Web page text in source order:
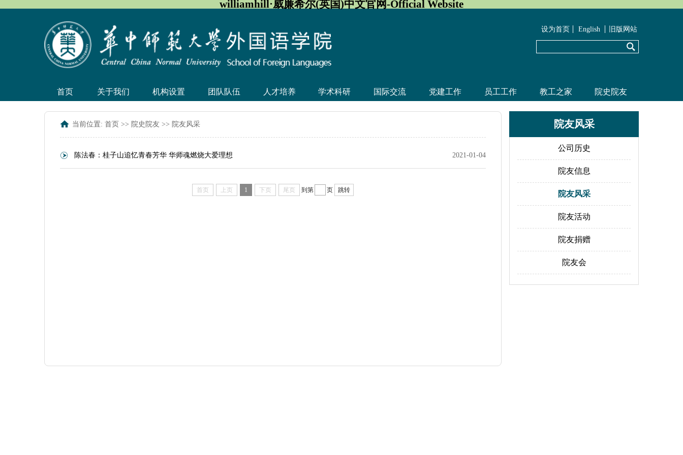
williamhill·威廉希尔(英国)中文官网-Official Website
设为首页 English 旧版网站
首页 关于我们 机构设置 团队队伍 人才培养 学术科研 国际交流 党建工作 员工工作 教工之家 院史院友
当前位置: 首页 >> 院史院友 >> 院友风采
陈法春：桂子山追忆青春芳华 华师魂燃烧大爱理想 2021-01-04
首页 上页 1 下页 尾页 到第 页 跳转
院友风采
公司历史
院友信息
院友风采
院友活动
院友捐赠
院友会